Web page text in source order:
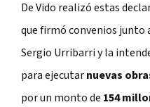
De Vido realizó estas
que firmó convenios junto
Sergio Urribarri y la
para ejecutarnuevas
por un monto de 154